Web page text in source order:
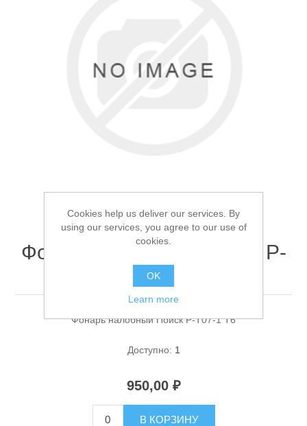
Фонарь налобный Поиск P-
T07-1 T6
Фонарь налобный Поиск P-T07-1 T6
Доступно: 1
950,00 ₽
В КОРЗИНУ
Cookies help us deliver our services. By
using our services, you agree to our use of
cookies.
OK
Learn more